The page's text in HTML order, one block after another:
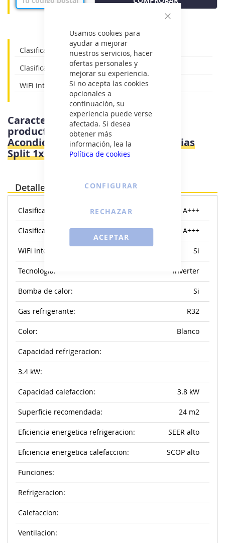
Usamos cookies para
ayudar a mejorar
nuestros servicios, hacer
ofertas personales y
mejorar su experiencia.
Si no acepta las cookies
opcionales a
continuación, su
experiencia puede verse
afectada. Si desea
obtener más
información, lea la
Política de cookies
ACEPTAR
CONFIGURAR
RECHAZAR
Clasificacion energetica refrigeracion: A+++
Clasificacion energetica calefaccion: A+++
WiFi integrado: Si
Características e información del
producto
Daitsu DS-12KZ - Aire
Acondicionado Inverter 3000 Frigorias
Split 1x1
Detalles
Clasificacion energetica refrigeracion: A+++
Clasificacion energetica calefaccion: A+++
WiFi integrado: Si
Tecnologia: Inverter
Bomba de calor: Si
Gas refrigerante: R32
Color: Blanco
Capacidad refrigeracion:
3.4 kW:
Capacidad calefaccion: 3.8 kW
Superficie recomendada: 24 m2
Eficiencia energetica refrigeracion: SEER alto
Eficiencia energetica calefaccion: SCOP alto
Funciones:
Refrigeracion:
Calefaccion:
Ventilacion: